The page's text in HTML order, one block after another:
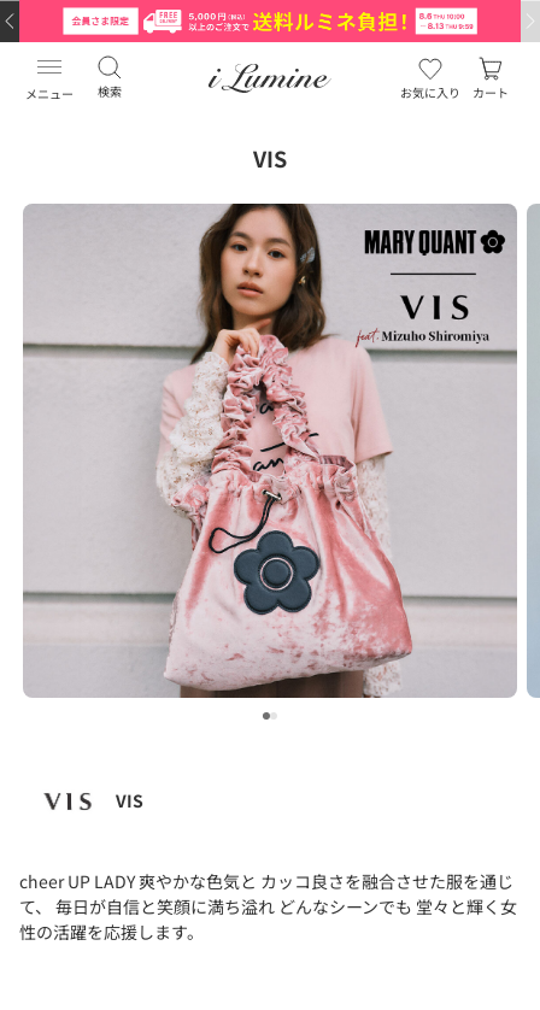
メニュー 検索 お気に入り カート
VIS
VIS
cheer UP LADY 爽やかな色気と カッコ良さを融合させた服を通じ
て、 毎日が自信と笑顔に満ち溢れ どんなシーンでも 堂々と輝く女
性の活躍を応援します。